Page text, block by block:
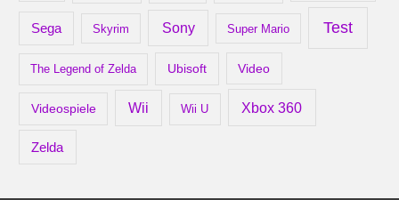
Sega Skyrim Sony Super Mario Test
The Legend of Zelda Ubisoft Video
Videospiele Wii Wii U Xbox 360
Zelda